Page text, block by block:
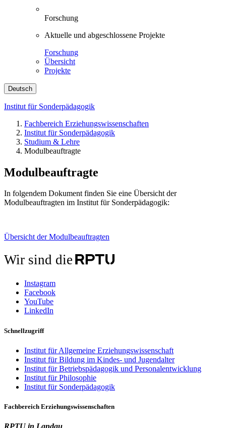
Forschung
Aktuelle und abgeschlossene Projekte
Forschung
Übersicht
Projekte
Deutsch
Institut für Sonderpädagogik
Fachbereich Erziehungswissenschaften
Institut für Sonderpädagogik
Studium & Lehre
Modulbeauftragte
Modulbeauftragte
In folgendem Dokument finden Sie eine Übersicht der
Modulbeauftragten im Institut für Sonderpädagogik:
Übersicht der Modulbeauftragten
Wir sind die
Instagram
Facebook
YouTube
LinkedIn
Schnellzugriff
Institut für Allgemeine Erziehungswissenschaft
Institut für Bildung im Kindes- und Jugendalter
Institut für Betriebspädagogik und Personalentwicklung
Institut für Philosophie
Institut für Sonderpädagogik
Fachbereich Erziehungswissenschaften
RPTU in Landau